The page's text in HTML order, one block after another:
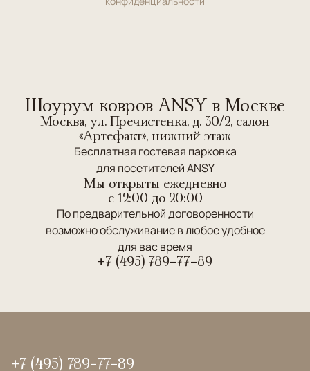
Шоурум ковров ANSY в Москве
Москва, ул. Пречистенка, д. 30/2, салон
«Артефакт», нижний этаж
Бесплатная гостевая парковка
для посетителей ANSY
Мы открыты ежедневно
c 12:00 до 20:00
По предварительной договоренности
возможно обслуживание в любое удобное
для вас время
+7 (495) 789-77-89
+7 (495) 789-77-89